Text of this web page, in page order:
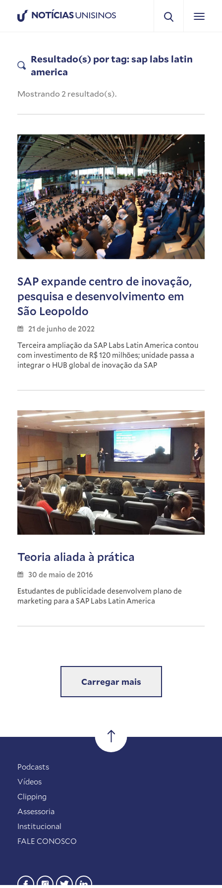
NOTÍCIASUNISINOS
Resultado(s) por tag: sap labs latin
america
Mostrando 2 resultado(s).
SAP expande centro de inovação,
pesquisa e desenvolvimento em
São Leopoldo
21 de junho de 2022
Terceira ampliação da SAP Labs Latin America contou
com investimento de R$ 120 milhões; unidade passa a
integrar o HUB global de inovação da SAP
Teoria aliada à prática
30 de maio de 2016
Estudantes de publicidade desenvolvem plano de
marketing para a SAP Labs Latin America
Carregar mais
Podcasts
Vídeos
Clipping
Assessoria
Institucional
FALE CONOSCO